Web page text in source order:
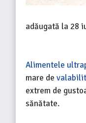
adăugată la 28
Alimentele
mare de
extrem de
sănătate.